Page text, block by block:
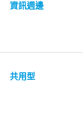
資訊週邊
共用型